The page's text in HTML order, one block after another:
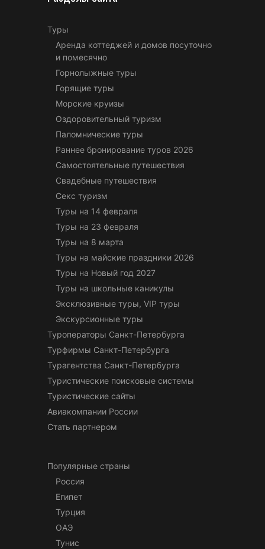
Туры
Аренда коттеджей и домов посуточно
и помесячно
Горнолыжные туры
Горящие туры
Морские круизы
Оздоровительный туризм
Паломнические туры
Раннее бронирование туров 2026
Самостоятельные путешествия
Свадебные путешествия
Секс туризм
Туры на 14 февраля
Туры на 23 февраля
Туры на 8 марта
Туры на майские праздники 2026
Туры на Новый год 2027
Туры на школьные каникулы
Эксклюзивные туры, VIP туры
Экскурсионные туры
Туроператоры Санкт-Петербурга
Турфирмы Санкт-Петербурга
Турагентства Санкт-Петербурга
Туристические поисковые системы
Туристические сайты
Авиакомпании России
Стать партнером
Популярные страны
Россия
Египет
Турция
ОАЭ
Тунис